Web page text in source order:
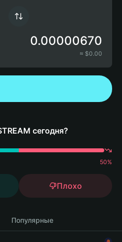
0.00000670
≈ $0.00
сегодня?
50%
Плохо
Популярные